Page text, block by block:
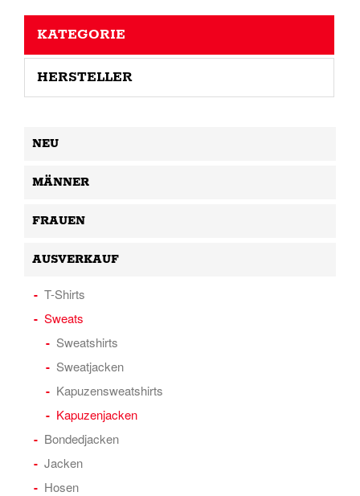
KATEGORIE
HERSTELLER
NEU
MÄNNER
FRAUEN
AUSVERKAUF
T-Shirts
Sweats
Sweatshirts
Sweatjacken
Kapuzensweatshirts
Kapuzenjacken
Bondedjacken
Jacken
Hosen